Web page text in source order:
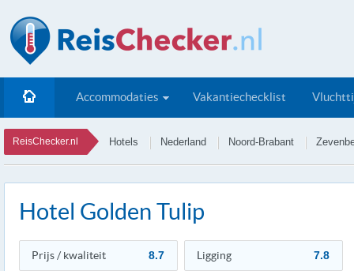
Accommodaties Vakantiechecklist
ReisChecker.nl Hotels Nederland Noord-Brabant
Hotel Golden Tulip
Prijs / kwaliteit 8.7 Ligging 7.8